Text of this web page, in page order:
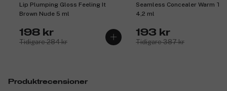
Lip Plumping Gloss Feeling It
Brown Nude 5 ml
198 kr
Tidigare 284 kr
Seamless Concealer Warm
4,2 ml
193 kr
Tidigare 387 kr
Produktrecensioner